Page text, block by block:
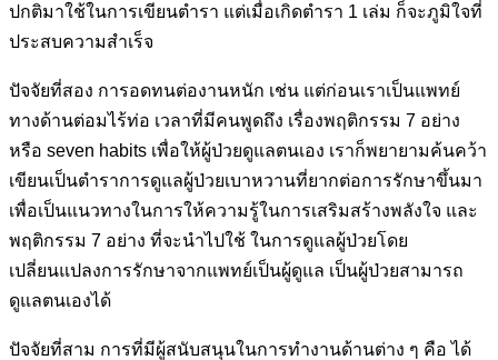
ปกติมาใช้ในการเขียนตำรา แต่เมื่อเกิดตำรา 1 เล่ม ก็จะภูมิใจที่
ประสบความสำเร็จ
ปัจจัยที่สอง การอดทนต่องานหนัก เช่น แต่ก่อนเราเป็นแพทย์
ทางด้านต่อมไร้ท่อ เวลาที่มีคนพูดถึง เรื่องพฤติกรรม 7 อย่าง
หรือ seven habits เพื่อให้ผู้ป่วยดูแลตนเอง เราก็พยายามค้นคว้า
เขียนเป็นตำราการดูแลผู้ป่วยเบาหวานที่ยากต่อการรักษาขึ้นมา
เพื่อเป็นแนวทางในการให้ความรู้ในการเสริมสร้างพลังใจ และ
พฤติกรรม 7 อย่าง ที่จะนำไปใช้ ในการดูแลผู้ป่วยโดย
เปลี่ยนแปลงการรักษาจากแพทย์เป็นผู้ดูแล เป็นผู้ป่วยสามารถ
ดูแลตนเองได้
ปัจจัยที่สาม การที่มีผู้สนับสนุนในการทำงานด้านต่าง ๆ คือ ได้